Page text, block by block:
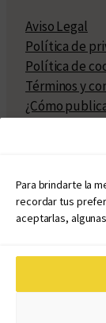
Para brindarte la
recordar tus
aceptarlas,
Aviso Legal
Política de
Política de
Términos y
¿Cómo
Políticas de
Políticas de
Atribuciones